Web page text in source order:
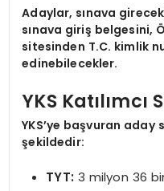
Adaylar, sınava
sınava giriş belgesini,
sitesinden T.C. kimlik
edinebilecekler.
YKS Katılımcı
YKS’ye başvuran aday
şekildedir:
TYT: 3 milyon 36